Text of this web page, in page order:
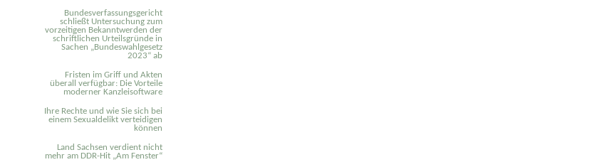
Bundesverfassungsgericht
schließt Untersuchung zum
vorzeitigen Bekanntwerden der
schriftlichen Urteilsgründe in
Sachen „Bundeswahlgesetz
2023“ ab
Fristen im Griff und Akten
überall verfügbar: Die Vorteile
moderner Kanzleisoftware
Ihre Rechte und wie Sie sich bei
einem Sexual­delikt verteidigen
können
Land Sachsen verdient nicht
mehr am DDR-Hit „Am Fenster“